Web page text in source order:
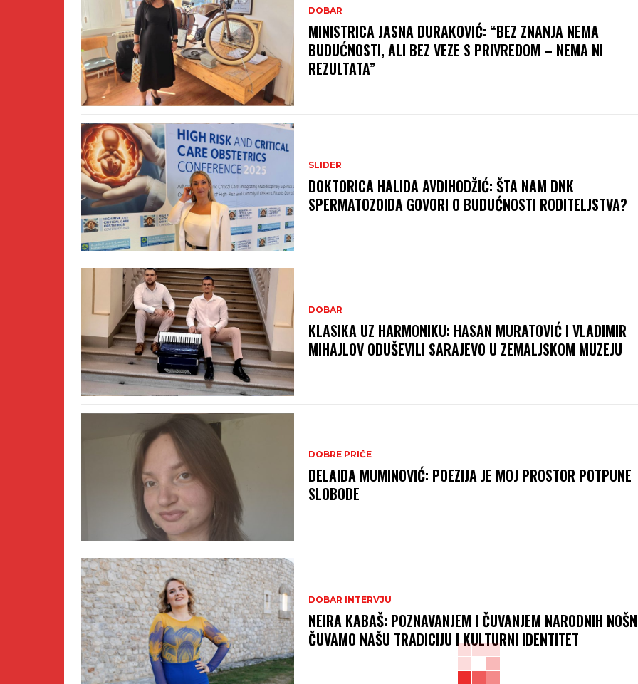
DOBAR
MINISTRICA JASNA DURAKOVIĆ: “BEZ ZNANJA NEMA
BUDUĆNOSTI, ALI BEZ VEZE S PRIVREDOM – NEMA NI
REZULTATA”
SLIDER
DOKTORICA HALIDA AVDIHODŽIĆ: ŠTA NAM DNK
SPERMATOZOIDA GOVORI O BUDUĆNOSTI RODITELJSTVA?
DOBAR
KLASIKA UZ HARMONIKU: HASAN MURATOVIĆ I VLADIMIR
MIHAJLOV ODUŠEVILI SARAJEVO U ZEMALJSKOM MUZEJU
DOBRE PRIČE
DELAIDA MUMINOVIĆ: POEZIJA JE MOJ PROSTOR POTPUNE
SLOBODE
DOBAR INTERVJU
NEIRA KABAŠ: POZNAVANJEM I ČUVANJEM NARODNIH
ČUVAMO NAŠU TRADICIJU I KULTURNI IDENTITET